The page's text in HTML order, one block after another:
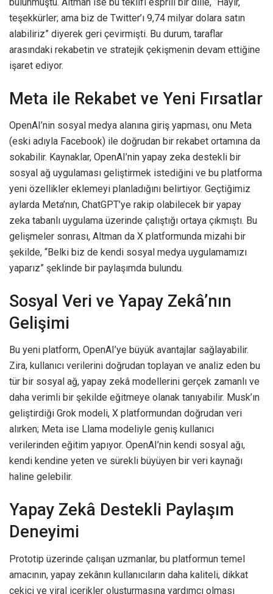
teşekkürler; ama biz de Twitter’ı 9,74 milyar dolara satın
alabiliriz” diyerek geri çevirmişti. Bu durum, taraflar
arasındaki rekabetin ve stratejik çekişmenin devam ettiğine
işaret ediyor.
Meta ile Rekabet ve Yeni Fırsatlar
OpenAI’nin sosyal medya alanına giriş yapması, onu Meta
(eski adıyla Facebook) ile doğrudan bir rekabet ortamına da
sokabilir. Kaynaklar, OpenAI’nin yapay zeka destekli bir
sosyal ağ uygulaması geliştirmek istediğini ve bu platforma
yeni özellikler eklemeyi planladığını belirtiyor. Geçtiğimiz
aylarda Meta’nın, ChatGPT’ye rakip olabilecek bir yapay
zeka tabanlı uygulama üzerinde çalıştığı ortaya çıkmıştı. Bu
gelişmeler sonrası, Altman da X platformunda mizahi bir
şekilde, “Belki biz de kendi sosyal medya uygulamamızı
yaparız” şeklinde bir paylaşımda bulundu.
Sosyal Veri ve Yapay Zekâ’nın
Gelişimi
Bu yeni platform, OpenAI’ye büyük avantajlar sağlayabilir.
Zira, kullanıcı verilerini doğrudan toplayan ve analiz eden bu
tür bir sosyal ağ, yapay zekâ modellerini gerçek zamanlı ve
daha verimli bir şekilde eğitmeye olanak tanıyabilir. Musk’ın
geliştirdiği Grok modeli, X platformundan doğrudan veri
alırken; Meta ise Llama modeliyle geniş kullanıcı
verilerinden eğitim yapıyor. OpenAI’nin kendi sosyal ağı,
kendi kendine yeten ve sürekli büyüyen bir veri kaynağı
haline gelebilir.
Yapay Zekâ Destekli Paylaşım
Deneyimi
Prototip üzerinde çalışan uzmanlar, bu platformun temel
amacının, yapay zekânın kullanıcıların daha kaliteli, dikkat
çekici ve viral içerikler oluşturmasına yardımcı olması